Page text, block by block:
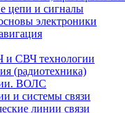
цепи и сигналы
электроники
и СВЧ технологии
(радиотехника)
ВОЛС
и системы связи
линии связи